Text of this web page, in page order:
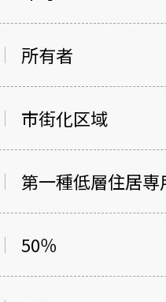
所有者
市街化区域
第一種低層住居専
50％